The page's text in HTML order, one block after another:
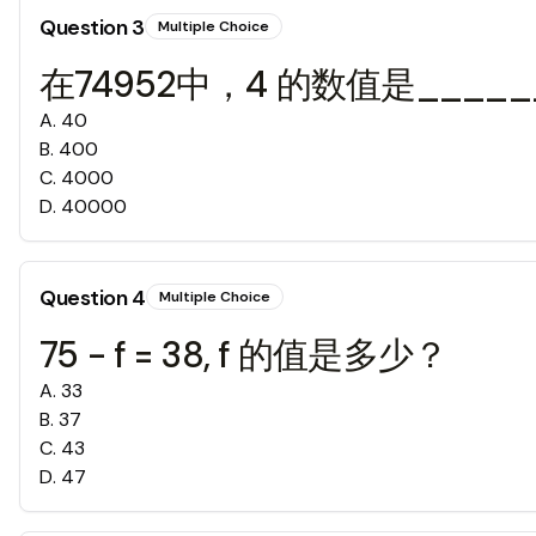
Question3 Multiple Choice
在74952中，4 的数值是
A. 40
B. 400
C. 4000
D. 40000
Question4 Multiple Choice
75 - f = 38, f 的值是多少？
A. 33
B. 37
C. 43
D. 47